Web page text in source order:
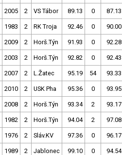
2005 2 VS Tábor 89.13 0 87.13
1983 2 RK Troja 92.46 0 90.00
2009 2 Horš.Týn 91.93 0 92.28
2003 2 Horš.Týn 92.82 0 92.43
2007 2 L.Žatec 95.19 54 93.33
2010 2 USK Pha 95.36 0 93.95
2008 2 Horš.Týn 93.34 2 93.17
1982 2 Horš.Týn 94.04 2 97.08
1976 2 Sláv.KV 97.36 0 96.17
1989 2 Jablonec 99.10 0 94.54